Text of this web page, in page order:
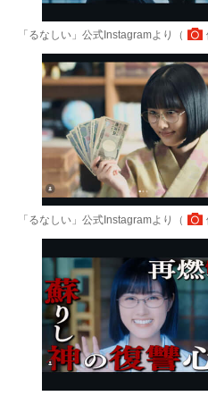
「るなしい」公式Instagramより（
「るなしい」公式Instagramより（